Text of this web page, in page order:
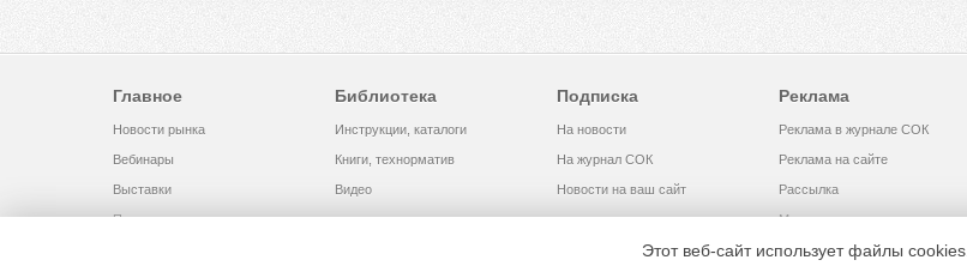
Главное
Новости рынка
Вебинары
Выставки
Помощь
Библиотека
Инструкции, каталоги
Книги, технорматив
Видео
Подписка
На новости
На журнал СОК
Новости на ваш сайт
Реклама
Реклама в журнале СОК
Реклама на сайте
Рассылка
Медиакит
Этот веб-сайт использует файлы cookies.